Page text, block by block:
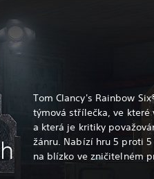
Tom Clancy's Rainbow
týmová střílečka, ve
a která je kritiky
žánru. Nabízí hru 5 proti
na blízko ve zničitelném